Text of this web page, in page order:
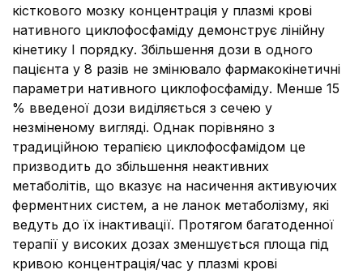
кісткового мозку концентрація у плазмі крові
нативного циклофосфаміду демонструє лінійну
кінетику I порядку. Збільшення дози в одного
пацієнта у 8 разів не змінювало фармакокінетичні
параметри нативного циклофосфаміду. Менше 15
% введеної дози виділяється з сечею у
незміненому вигляді. Однак порівняно з
традиційною терапією циклофосфамідом це
призводить до збільшення неактивних
метаболітів, що вказує на насичення активуючих
ферментних систем, а не ланок метаболізму, які
ведуть до їх інактивації. Протягом багатоденної
терапії у високих дозах зменшується площа під
кривою концентрація/час у плазмі крові